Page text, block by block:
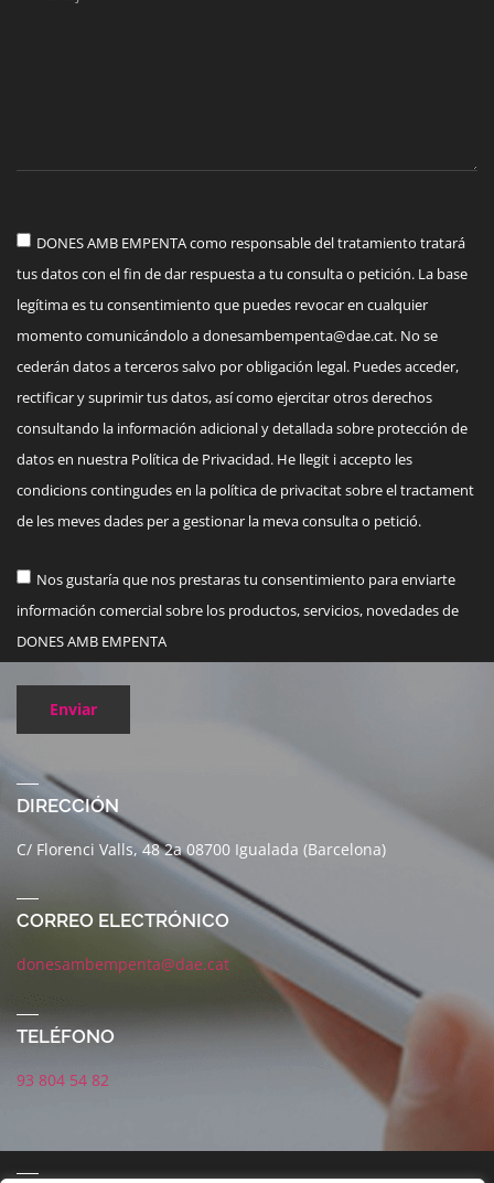
DONES AMB EMPENTA como responsable del tratamiento tratará
tus datos con el fin de dar respuesta a tu consulta o petición. La base
legítima es tu consentimiento que puedes revocar en cualquier
momento comunicándolo adonesambempenta@dae.cat. No se
cederán datos a terceros salvo por obligación legal. Puedes acceder,
rectificar y suprimir tus datos, así como ejercitar otros derechos
consultando la información adicional y detallada sobre protección de
datos en nuestra Política de Privacidad. He llegit i accepto les
condicions contingudes en la política de privacitat sobre el tractament
de les meves dades per a gestionar la meva consulta o petició.
Nos gustaría que nos prestaras tu consentimiento para enviarte
información comercial sobre los productos, servicios, novedades de
DONES AMB EMPENTA
Enviar
DIRECCIÓN
C/ Florenci Valls, 48 2a 08700 Igualada (Barcelona)
CORREO ELECTRÓNICO
donesambempenta@dae.cat
TELÉFONO
93 804 54 82